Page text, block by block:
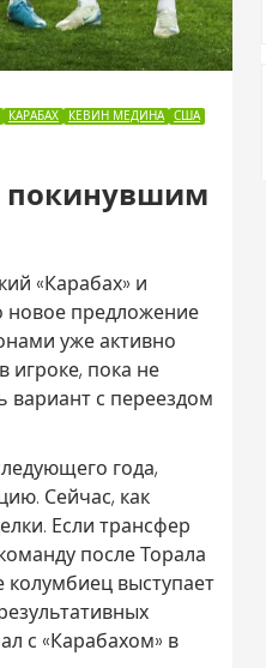
КАРАБАХ КЕВИН МЕДИНА США
покинувшим
«Карабах» и
новое предложение
уже активно
игроке, пока не
вариант с переездом
года,
Сейчас, как
Если трансфер
после Торала
выступает
с «Карабахом» в